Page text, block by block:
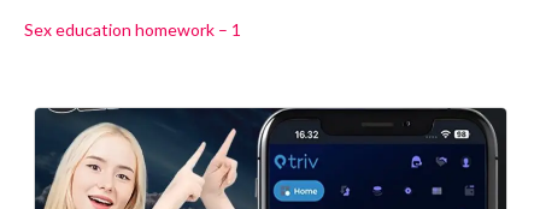
Sex education homework – 1